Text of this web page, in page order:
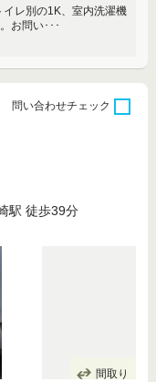
レ別の1K、室内洗濯機
お問い･･･
駅 徒歩39分
問い合わせチェック
間取り